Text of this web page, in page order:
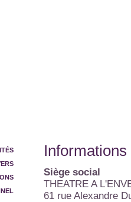
Siège social
THEATRE A
61 rue Alexandre